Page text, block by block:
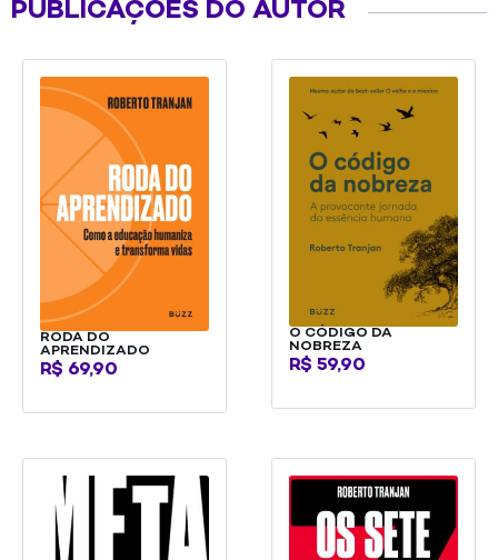
PUBLICAÇÕES DO AUTOR
RODA DO
APRENDIZADO
R$ 69,90
O CÓDIGO DA
NOBREZA
R$ 59,90